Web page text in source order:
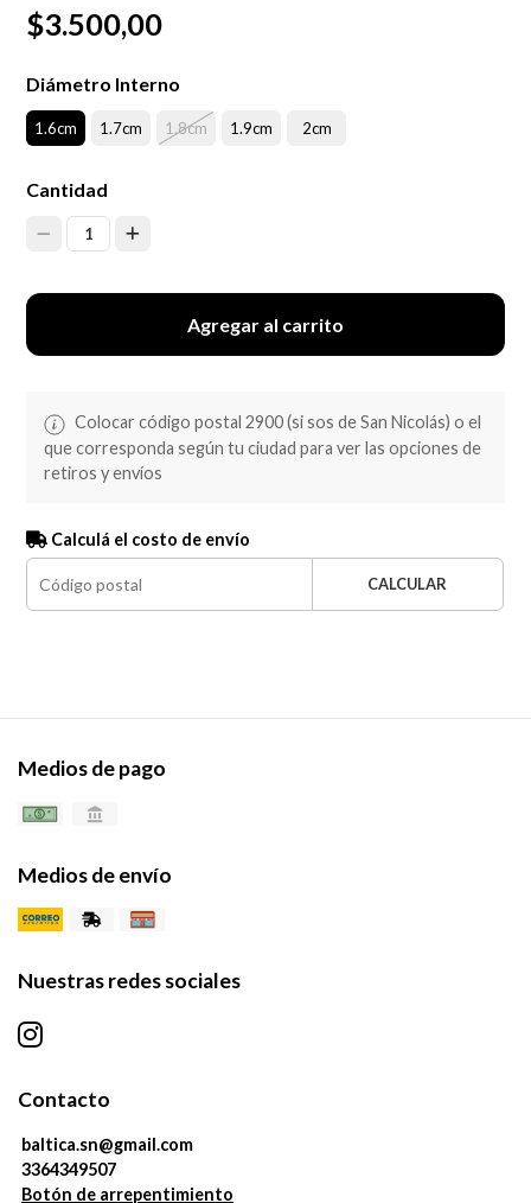
$3.500,00
Diámetro Interno
1.6cm 1.7cm 1.8cm 1.9cm 2cm
Cantidad
1
Agregar al carrito
Colocar código postal 2900 (si sos de San Nicolás) o el
que corresponda según tu ciudad para ver las opciones de
retiros y envíos
Calculá el costo de envío
CALCULAR
Medios de pago
Medios de envío
Nuestras redes sociales
Contacto
baltica.sn@gmail.com
3364349507
Botón de arrepentimiento